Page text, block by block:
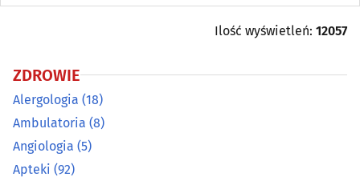
Audiologia(5)
Chirurgia dziecięca
Chirurgia plastyczna
Choroby piersi
Ilość wyświetleń: 12057
ZDROWIE
Alergologia (18)
Ambulatoria (8)
Angiologia (5)
Apteki (92)